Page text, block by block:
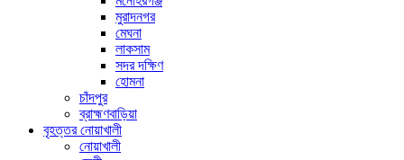
মুরাদনগর
মেঘনা
লাকসাম
সদর দক্ষিণ
হোমনা
চাঁদপুর
ব্রাহ্মণবাড়িয়া
বৃহত্তর নোয়াখালী
নোয়াখালী